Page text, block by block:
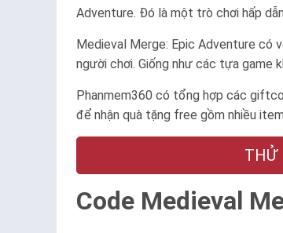
Adventure. Đó là một trò chơi hấp
Medieval Merge: Epic Adventure có
người chơi. Giống như các tựa game
Phanmem360 có tổng hợp các
để nhận quà tặng free gồm nhiều
THỬ
Code Medieval